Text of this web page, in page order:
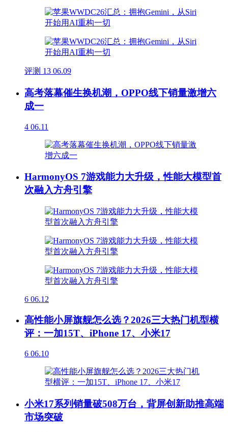
评测 13 06.09
高考落幕催生换机潮，OPPO线下销量激增六
成一
4 06.11
HarmonyOS 7游戏能力大升级，性能大模型首
次融入方舟引擎
6 06.12
高性能小屏旗舰怎么选？2026三大热门机型横
评：一加15T、iPhone 17、小米17
6 06.10
小米17系列销量破508万台，背屏创新助推高端
市场突破